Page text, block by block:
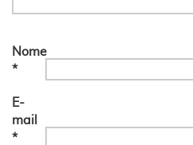
Nome
*
E-
mail
*